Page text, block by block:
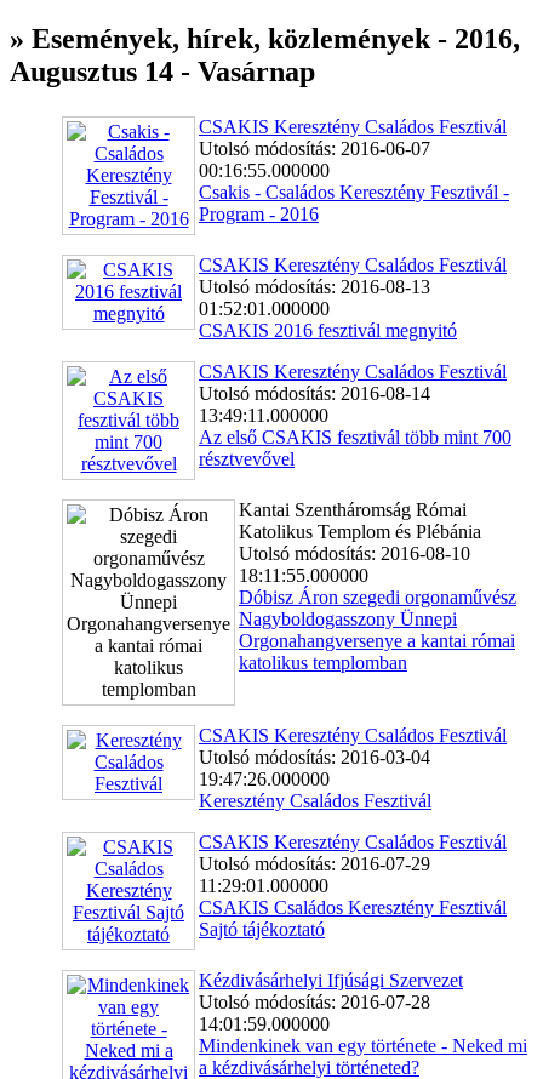
» Események, hírek, közlemények - 2016,
Augusztus 14 - Vasárnap
CSAKIS Keresztény Családos Fesztivál
Utolsó módosítás: 2016-06-07
00:16:55.000000
Csakis - Családos Keresztény Fesztivál -
Program - 2016
CSAKIS Keresztény Családos Fesztivál
Utolsó módosítás: 2016-08-13
01:52:01.000000
CSAKIS 2016 fesztivál megnyitó
CSAKIS Keresztény Családos Fesztivál
Utolsó módosítás: 2016-08-14
13:49:11.000000
Az első CSAKIS fesztivál több mint 700
résztvevővel
Kantai Szentháromság Római
Katolikus Templom és Plébánia
Utolsó módosítás: 2016-08-10
18:11:55.000000
Dóbisz Áron szegedi orgonaművész
Nagyboldogasszony Ünnepi
Orgonahangversenye a kantai római
katolikus templomban
CSAKIS Keresztény Családos Fesztivál
Utolsó módosítás: 2016-03-04
19:47:26.000000
Keresztény Családos Fesztivál
CSAKIS Keresztény Családos Fesztivál
Utolsó módosítás: 2016-07-29
11:29:01.000000
CSAKIS Családos Keresztény Fesztivál
Sajtó tájékoztató
Kézdivásárhelyi Ifjúsági Szervezet
Utolsó módosítás: 2016-07-28
14:01:59.000000
Mindenkinek van egy története - Neked mi
a kézdivásárhelyi történeted?